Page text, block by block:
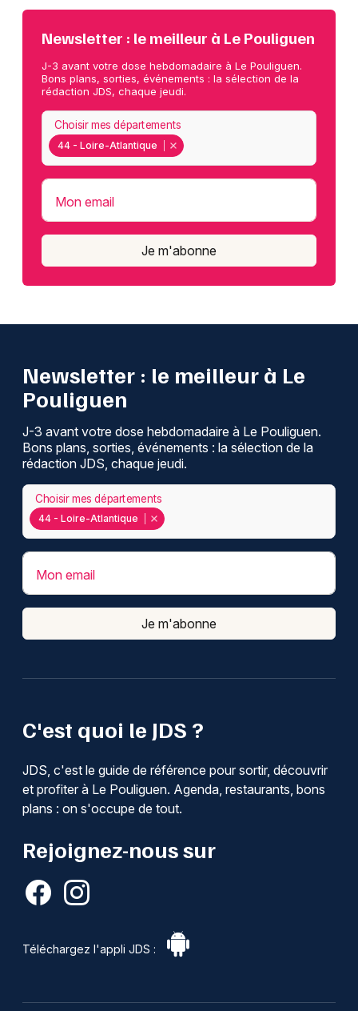
Newsletter : le meilleur à Le Pouliguen
J-3 avant votre dose hebdomadaire à Le Pouliguen.
Bons plans, sorties, événements : la sélection de la
rédaction JDS, chaque jeudi.
44 - Loire-Atlantique
Choisir mes départements
Mon email
Je m'abonne
C'est quoi le JDS ?
JDS, c'est le guide de référence pour sortir, découvrir
et profiter à Le Pouliguen. Agenda, restaurants, bons
plans : on s'occupe de tout.
Rejoignez-nous sur
Téléchargez l'appli JDS :
Newsletter : le meilleur à Le
Pouliguen
J-3 avant votre dose hebdomadaire à Le Pouliguen.
Bons plans, sorties, événements : la sélection de la
rédaction JDS, chaque jeudi.
44 - Loire-Atlantique
Choisir mes départements
Mon email
Je m'abonne